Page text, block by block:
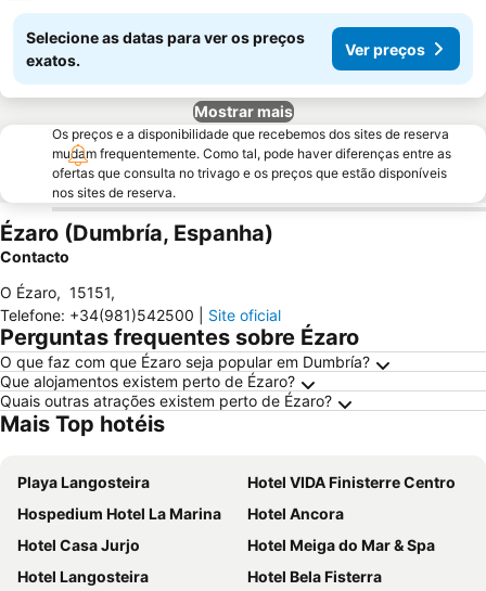
Selecione as datas para ver os preços
exatos.
Ver preços
Mostrar mais
Os preços e a disponibilidade que recebemos dos sites de reserva
mudam frequentemente. Como tal, pode haver diferenças entre as
ofertas que consulta no trivago e os preços que estão disponíveis
nos sites de reserva.
Ézaro (Dumbría, Espanha)
Contacto
O Ézaro, 15151,
Telefone: +34(981)542500 Site oficial
Perguntas frequentes sobre Ézaro
O que faz com que Ézaro seja popular em Dumbría?
Que alojamentos existem perto de Ézaro?
Quais outras atrações existem perto de Ézaro?
Mais Top hotéis
Playa Langosteira
Hotel VIDA Finisterre Centro
Hospedium Hotel La Marina
Hotel Ancora
Hotel Casa Jurjo
Hotel Meiga do Mar & Spa
Hotel Langosteira
Hotel Bela Fisterra